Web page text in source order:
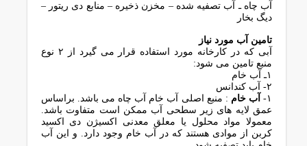
آب چاه ـ آب تصفیه شده – مخزن ذخیره – منابع دی ریتور –
دیگ بخار
تامین آب مورد نیاز
آبی که در کارخانه مورد استفاده قرار می گیرد از ۲ نوع
منبع تامین می شود:
۱ـ آب خام
۲- آب کندانس
۱- آب خام : منبع اصلی آب خام آب چاه می باشد. براساس
عمق لایه های زیر سطحی آب ممکن است متفاوت باشد.
معمولا مواد محلول یا معلق معدنی اکسیژن دی اکسید
کربن از موادی هستند که در آب خام وجود دارد. و این آب